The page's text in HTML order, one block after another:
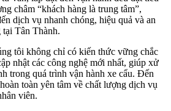
châm “khách hàng là trung tâm”,
dịch vụ nhanh chóng, hiệu quả và an
tại Tân Thành.
tôi không chỉ có kiến thức vững chắc
nhật các công nghệ mới nhất, giúp xử
trong quá trình vận hành xe cẩu. Đến
toàn yên tâm về chất lượng dịch vụ
viên.